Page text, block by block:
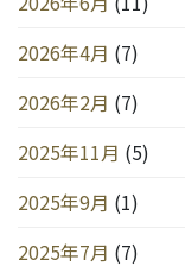
2026年4月 (7)
2026年2月 (7)
2025年11月 (5)
2025年9月 (1)
2025年7月 (7)